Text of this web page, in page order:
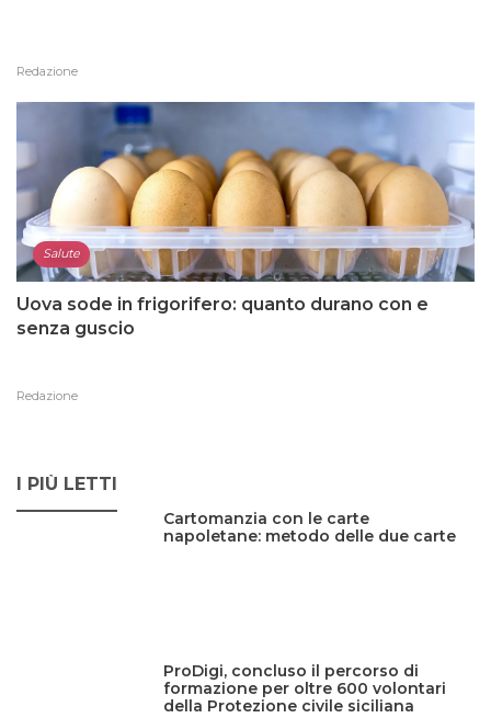
Redazione
Salute
Uova sode in frigorifero: quanto durano con e
senza guscio
Redazione
I PIÙ LETTI
Cartomanzia con le carte
napoletane: metodo delle due carte
ProDigi, concluso il percorso di
formazione per oltre 600 volontari
della Protezione civile siciliana